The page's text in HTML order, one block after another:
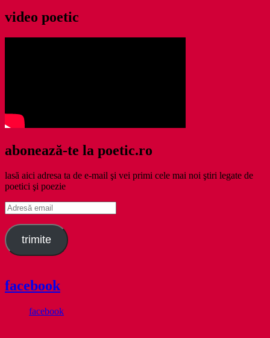
video poetic
abonează-te la poetic.ro
lasă aici adresa ta de e-mail şi vei primi cele mai noi ştiri legate de
poetici şi poezie
Adresă
email
trimite
facebook
facebook